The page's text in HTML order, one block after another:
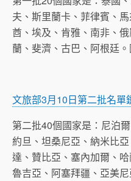
夫、斯里蘭卡、菲律賓、
酋、埃及、肯雅、南非、
蘭、斐濟、古巴、阿根廷
文旅部3月10日第二批名單
第二批40個國家是：尼泊
約旦、坦桑尼亞、納米比
達、贊比亞、塞內加爾、
魯吉亞、阿塞拜疆、亞美